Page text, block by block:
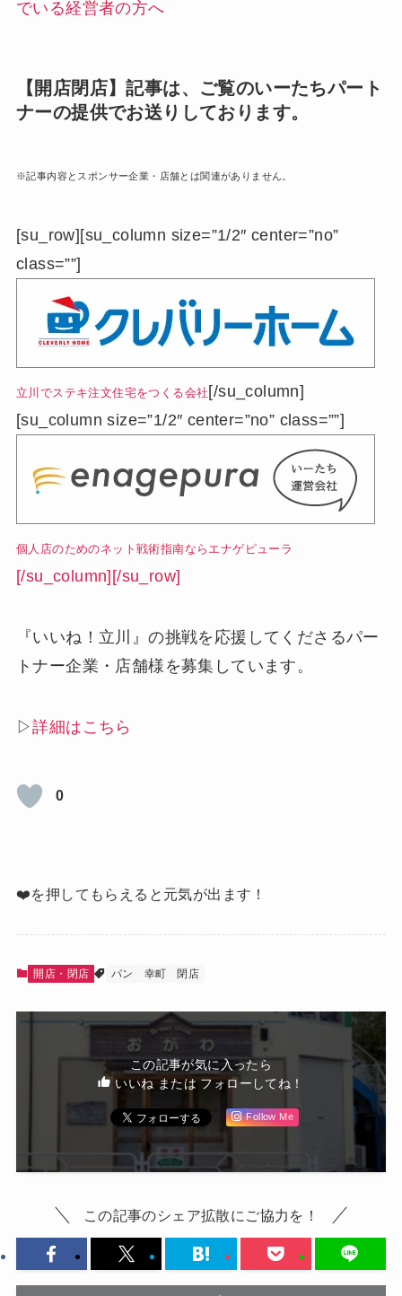
でいる経営者の方へ
【開店閉店】記事は、ご覧のいーたちパート
ナーの提供でお送りしております。
※記事内容とスポンサー企業・店舗とは関連がありません。
[su_row][su_column size=”1/2″ center=”no”
class=””]
立川でステキ注文住宅をつくる会社[/su_column]
[su_column size=”1/2″ center=”no” class=””]
個人店のためのネット戦術指南ならエナゲピューラ
[/su_column][/su_row]
『いいね！立川』の挑戦を応援してくださるパー
トナー企業・店舗様を募集しています。
▷詳細はこちら
0
❤️を押してもらえると元気が出ます！
開店・閉店 パン 幸町 閉店
この記事が気に入ったら
いいね または フォローしてね！
Follow Me
この記事のシェア拡散にご協力を！